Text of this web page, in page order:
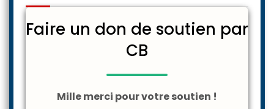
Faire un don de soutien par
CB
Mille merci pour votre soutien !